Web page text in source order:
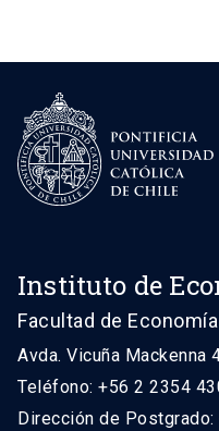
Instituto de
Facultad de
Avda. Vicuña Mackenna
Teléfono: +56 2 2354
Dirección de